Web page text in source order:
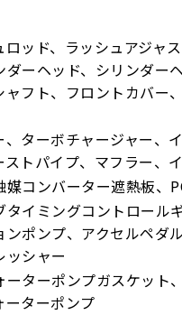
ロッド、ラッシュアジャ
ーヘッド、シリンダー
ャフト、フロントカバ
ターボチャージャー、
トパイプ、マフラー、
コンバーター遮熱板、
イミングコントロール
ンポンプ、アクセルペダ
ッシャー
ーターポンプガスケット
ーターポンプ